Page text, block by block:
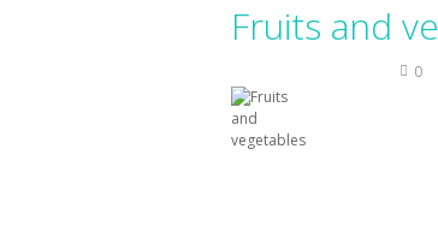
Fruits and
0